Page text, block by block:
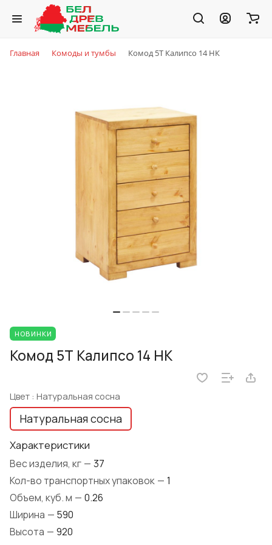
Главная Комоды и тумбы Комод 5Т Калипсо 14 НК
НОВИНКИ
Комод 5Т Калипсо 14 НК
Цвет : Натуральная сосна
Натуральная сосна
Характеристики
Вес изделия, кг — 37
Кол-во транспортных упаковок — 1
Объем, куб. м — 0.26
Ширина — 590
Высота — 920